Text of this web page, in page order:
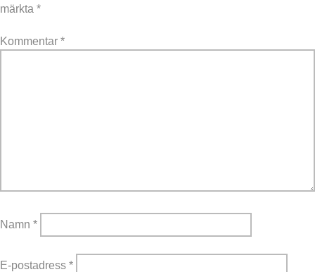
märkta *
Kommentar *
Namn *
E-postadress *